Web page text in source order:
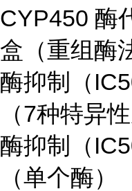
CYP450 酶
盒（重组酶
酶抑制（
（7种特异
酶抑制（
（单个酶）